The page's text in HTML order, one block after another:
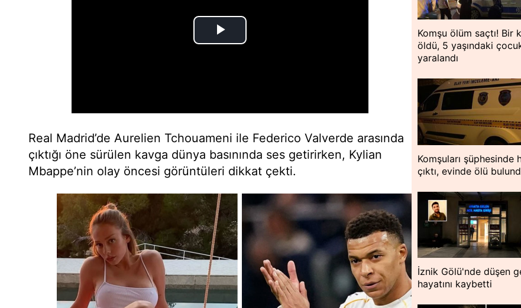
Real Madrid’de Aurelien Tchouameni ile Federico Valverde arasında
çıktığı öne sürülen kavga dünya basınında ses getirirken, Kylian
Mbappe’nin olay öncesi görüntüleri dikkat çekti.
Komşu ölüm saçtı! Bir
öldü, 5 yaşındaki
yaralandı
Komşuları şüphesinde
çıktı, evinde ölü
İznik Gölü'nde düşen
hayatını kaybetti